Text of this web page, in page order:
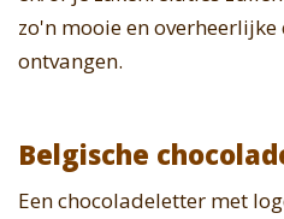
zo'n mooie en
ontvangen.
Belgische
Een chocoladeletter met